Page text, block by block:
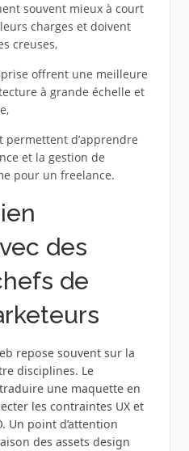
souvent mieux à court
charges et doivent
creuses,
offrent une meilleure
à grande échelle et
permettent d’apprendre
et la gestion de
pour un freelance.
des
de
repose souvent sur la
disciplines. Le
une maquette en
les contraintes UX et
Un point d’attention
des assets design